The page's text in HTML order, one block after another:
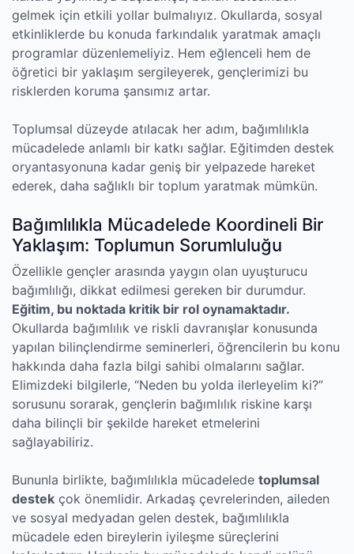
gelmek için etkili yollar bulmalıyız. Okullarda, sosyal
etkinliklerde bu konuda farkındalık yaratmak amaçlı
programlar düzenlemeliyiz. Hem eğlenceli hem de
öğretici bir yaklaşım sergileyerek, gençlerimizi bu
risklerden koruma şansımız artar.
Toplumsal düzeyde atılacak her adım, bağımlılıkla
mücadelede anlamlı bir katkı sağlar. Eğitimden destek
oryantasyonuna kadar geniş bir yelpazede hareket
ederek, daha sağlıklı bir toplum yaratmak mümkün.
Bağımlılıkla Mücadelede Koordineli Bir
Yaklaşım: Toplumun Sorumluluğu
Özellikle gençler arasında yaygın olan uyuşturucu
bağımlılığı, dikkat edilmesi gereken bir durumdur.
Eğitim, bu noktada kritik bir rol oynamaktadır.
Okullarda bağımlılık ve riskli davranışlar konusunda
yapılan bilinçlendirme seminerleri, öğrencilerin bu konu
hakkında daha fazla bilgi sahibi olmalarını sağlar.
Elimizdeki bilgilerle, “Neden bu yolda ilerleyelim ki?”
sorusunu sorarak, gençlerin bağımlılık riskine karşı
daha bilinçli bir şekilde hareket etmelerini
sağlayabiliriz.
Bununla birlikte, bağımlılıkla mücadelede toplumsal
destek çok önemlidir. Arkadaş çevrelerinden, aileden
ve sosyal medyadan gelen destek, bağımlılıkla
mücadele eden bireylerin iyileşme süreçlerini